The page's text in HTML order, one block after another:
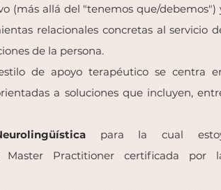
(más allá del "tenemos que/debemos")
relacionales concretas al servicio
de la persona.
de apoyo terapéutico se centra
a soluciones que incluyen,
para la cual
Master Practitioner certificada por